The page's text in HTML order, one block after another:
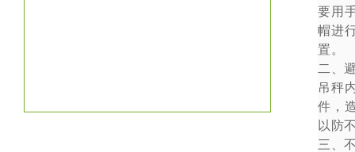
要用
帽进
置。
二、
吊秤
件，
以防
三、